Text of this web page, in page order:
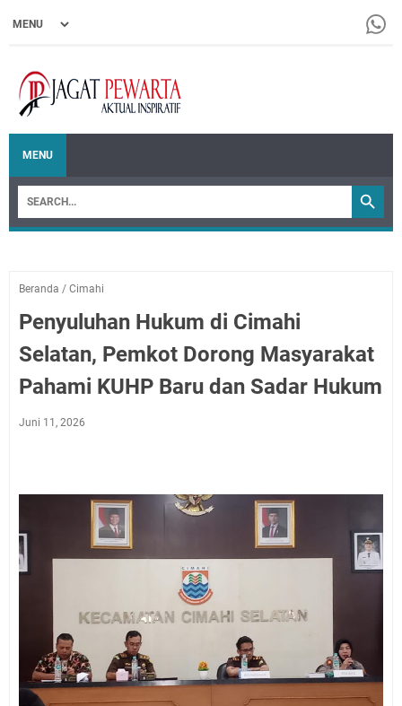
MENU
Beranda / Cimahi
Penyuluhan Hukum di Cimahi
Selatan, Pemkot Dorong Masyarakat
Pahami KUHP Baru dan Sadar Hukum
Juni 11, 2026